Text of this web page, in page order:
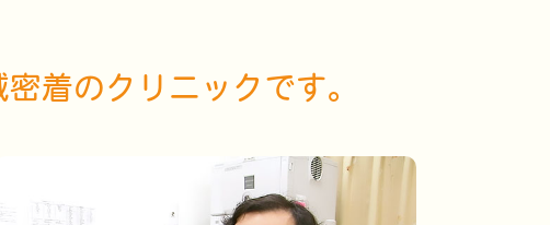
密着のクリニックです。